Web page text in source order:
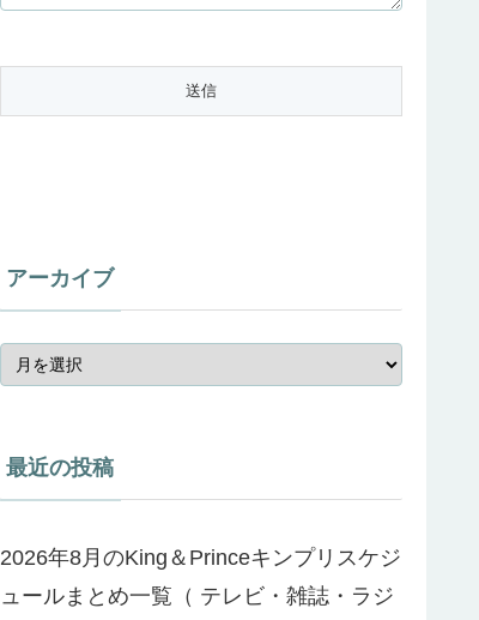
アーカイブ
最近の投稿
2026年8月のKing＆Princeキンプリスケジ
ュールまとめ一覧（ テレビ・雑誌・ラジ